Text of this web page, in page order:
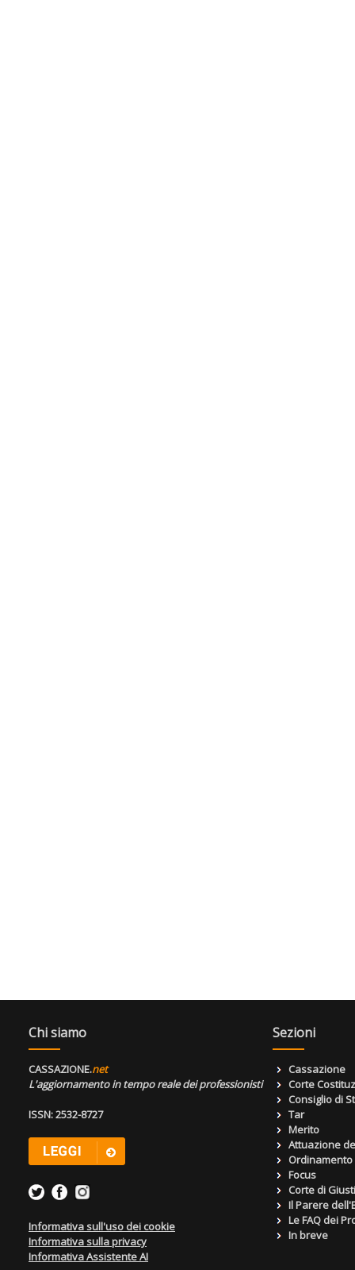
Chi siamo
CASSAZIONE.net
L'aggiornamento in tempo reale dei professionisti
ISSN: 2532-8727
Informativa sull'uso dei cookie
Informativa sulla privacy
Informativa Assistente AI
Sezioni
Cassazione
Corte
Consiglio di
Tar
Merito
Attuazione
Focus
Corte di
Il Parere
Le FAQ dei
In breve